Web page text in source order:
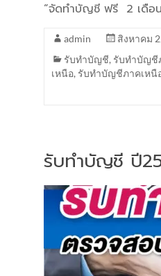
“จัดทำบัญชี ฟรี 2 เดือน
admin
สิงหาคม
รับทำบัญชี, รับทำบัญชี
เหนือ, รับทำบัญชีภาคเหนื
รับทำบัญชี ปี